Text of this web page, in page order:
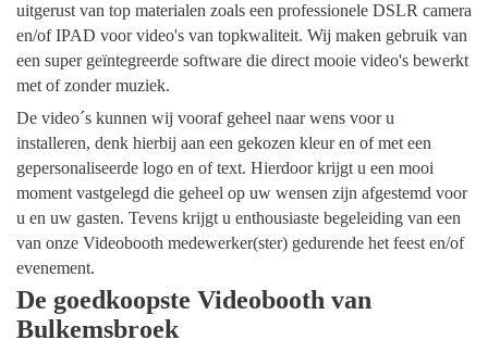
uitgerust van top materialen zoals een professionele DSLR camera
en/of IPAD voor video's van topkwaliteit. Wij maken gebruik van
een super geïntegreerde software die direct mooie video's bewerkt
met of zonder muziek.
De video´s kunnen wij vooraf geheel naar wens voor u
installeren, denk hierbij aan een gekozen kleur en of met een
gepersonaliseerde logo en of text. Hierdoor krijgt u een mooi
moment vastgelegd die geheel op uw wensen zijn afgestemd voor
u en uw gasten. Tevens krijgt u enthousiaste begeleiding van een
van onze Videobooth medewerker(ster) gedurende het feest en/of
evenement.
De goedkoopste Videobooth van
Bulkemsbroek